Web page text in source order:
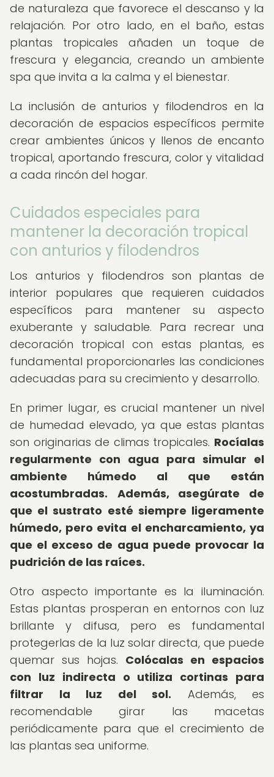
de naturaleza que favorece el descanso y la
relajación. Por otro lado, en el baño, estas
plantas tropicales añaden un toque de
frescura y elegancia, creando un ambiente
spa que invita a la calma y el bienestar.
La inclusión de anturios y filodendros en la
decoración de espacios específicos permite
crear ambientes únicos y llenos de encanto
tropical, aportando frescura, color y vitalidad
a cada rincón del hogar.
Cuidados especiales para
mantener la decoración tropical
con anturios y filodendros
Los anturios y filodendros son plantas de
interior populares que requieren cuidados
específicos para mantener su aspecto
exuberante y saludable. Para recrear una
decoración tropical con estas plantas, es
fundamental proporcionarles las condiciones
adecuadas para su crecimiento y desarrollo.
En primer lugar, es crucial mantener un nivel
de humedad elevado, ya que estas plantas
son originarias de climas tropicales. Rocíalas
regularmente con agua para simular el
ambiente húmedo al que están
acostumbradas.
Además, asegúrate de
que el sustrato esté siempre ligeramente
húmedo, pero evita el encharcamiento, ya
que el exceso de agua puede provocar la
pudrición de las raíces.
Otro aspecto importante es la iluminación.
Estas plantas prosperan en entornos con luz
brillante y difusa, pero es fundamental
protegerlas de la luz solar directa, que puede
quemar sus hojas. Colócalas en espacios
con luz indirecta o utiliza cortinas para
filtrar la luz del sol. Además, es
recomendable girar las macetas
periódicamente para que el crecimiento de
las plantas sea uniforme.